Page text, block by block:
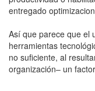
entregado
Así que parece que el
herramientas
no suficiente, al
organización– un